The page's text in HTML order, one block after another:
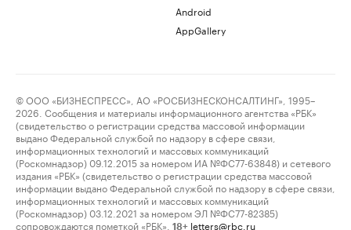
Android
AppGallery
© ООО «БИЗНЕСПРЕСС», АО «РОСБИЗНЕСКОНСАЛТИНГ», 1995–
2026. Сообщения и материалы информационного агентства «РБК»
(свидетельство о регистрации средства массовой информации
выдано Федеральной службой по надзору в сфере связи,
информационных технологий и массовых коммуникаций
(Роскомнадзор) 09.12.2015 за номером ИА №ФС77-63848) и сетевого
издания «РБК» (свидетельство о регистрации средства массовой
информации выдано Федеральной службой по надзору в сфере связи,
информационных технологий и массовых коммуникаций
(Роскомнадзор) 03.12.2021 за номером ЭЛ №ФС77-82385)
сопровождаются пометкой «РБК».
18+ letters@rbc.ru